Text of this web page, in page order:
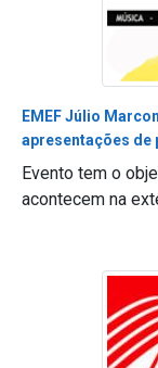
EMEF Júlio
apresentações de
Evento tem o
acontecem na